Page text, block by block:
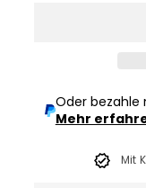
Oder bezahle
Mehr
Mit